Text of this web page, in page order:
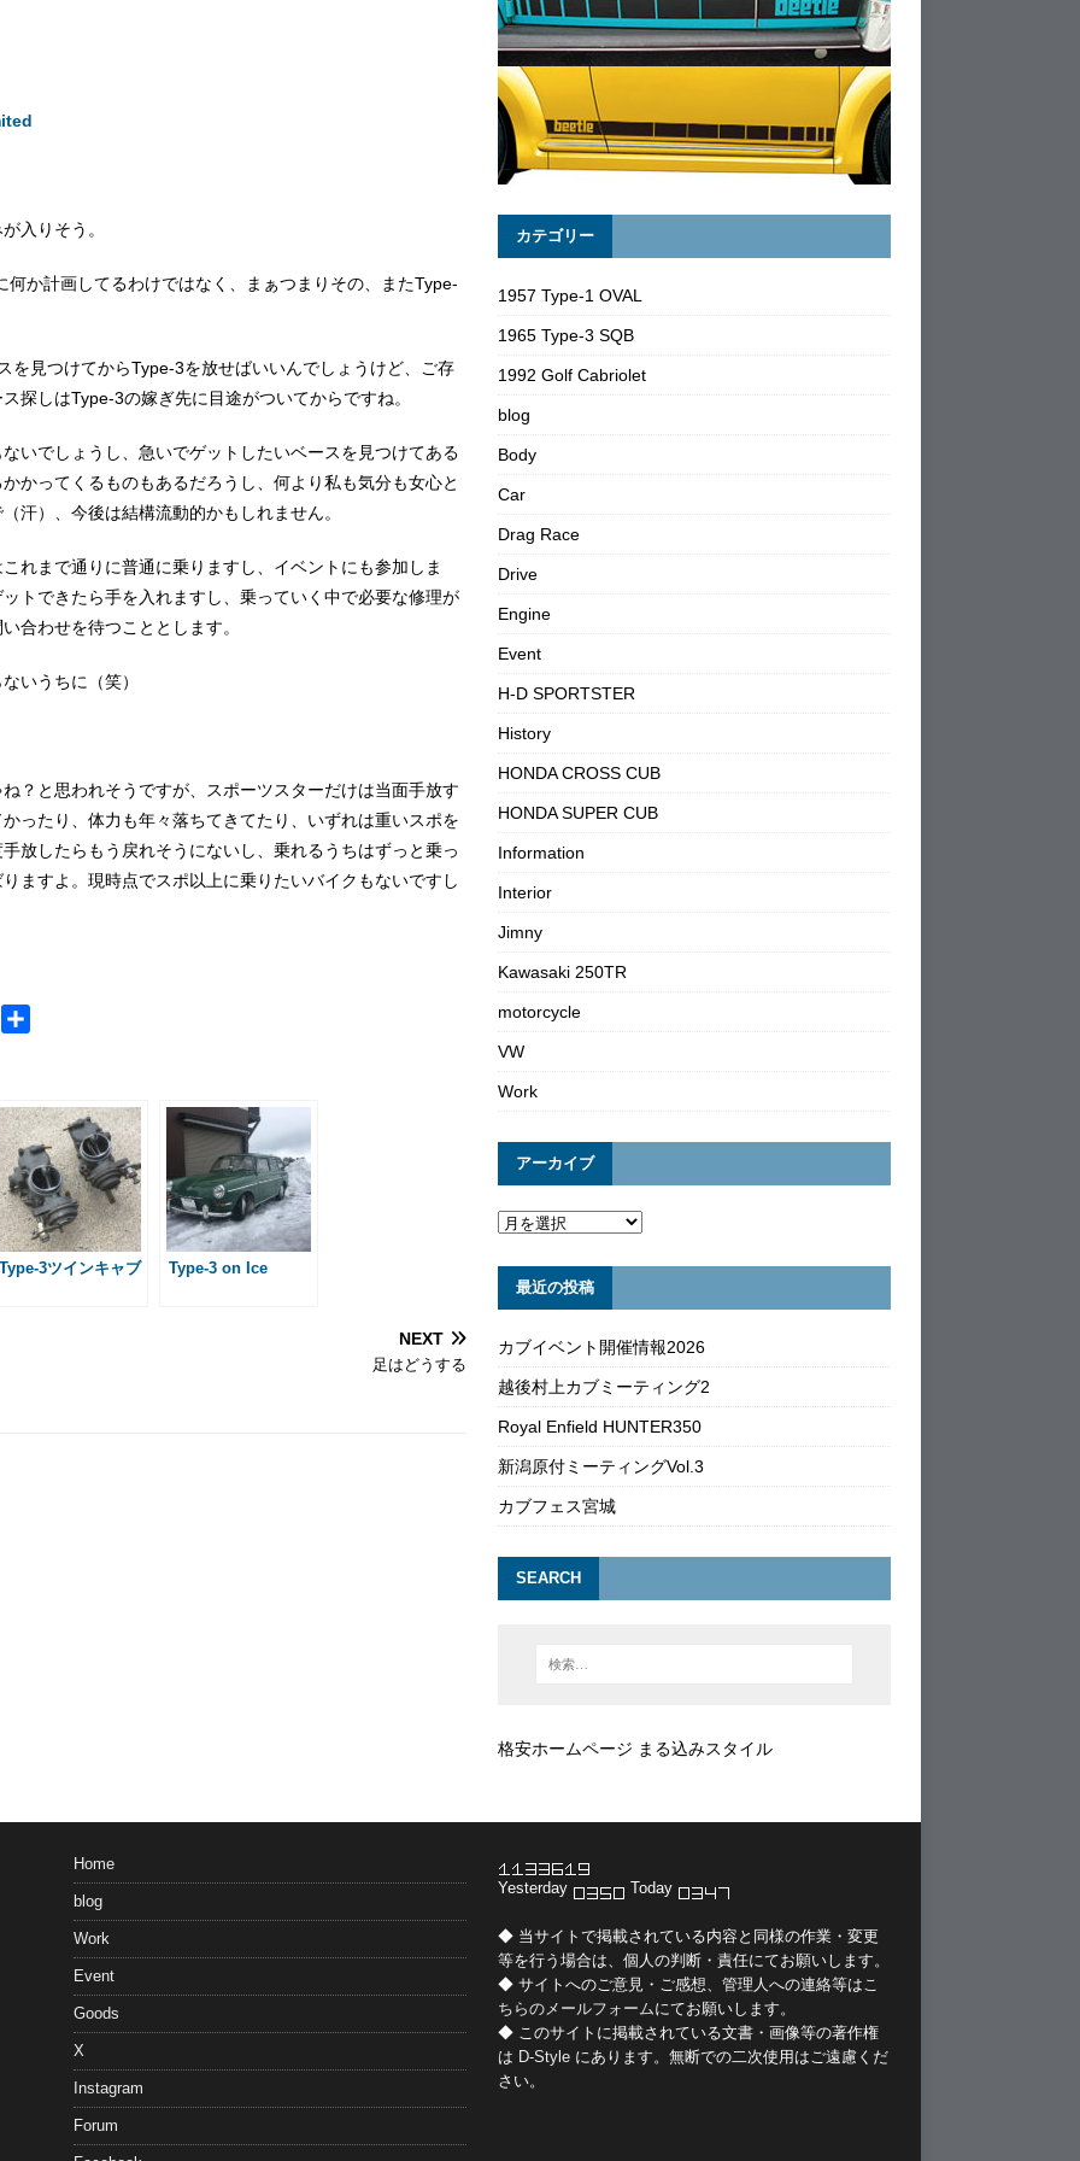
入りそう。
か計画してるわけではなく、まぁつまりその、またType-
を見つけてからType-3を放せばいいんでしょうけど、ご存
探しはType-3の嫁ぎ先に目途がついてからですね。
いでしょうし、急いでゲットしたいベースを見つけてある
かってくるものもあるだろうし、何より私も気分も女心と
汗）、今後は結構流動的かもしれません。
れまで通りに普通に乗りますし、イベントにも参加しま
トできたら手を入れますし、乗っていく中で必要な修理が
合わせを待つこととします。
いうちに（笑）
？と思われそうですが、スポーツスターだけは当面手放す
ったり、体力も年々落ちてきてたり、いずれは重いスポを
放したらもう戻れそうにないし、乗れるうちはずっと乗っ
ますよ。現時点でスポ以上に乗りたいバイクもないですし
g
Type-3ツインキャブ Type-3 on Ice
NEXT
足はどうする
カテゴリー
1957 Type-1 OVAL
1965 Type-3 SQB
1992 Golf Cabriolet
blog
Body
Car
Drag Race
Drive
Engine
Event
H-D SPORTSTER
History
HONDA CROSS CUB
HONDA SUPER CUB
Information
Interior
Jimny
Kawasaki 250TR
motorcycle
VW
Work
アーカイブ
最近の投稿
カブイベント開催情報2026
越後村上カブミーティング2
Royal Enfield HUNTER350
新潟原付ミーティングVol.3
カブフェス宮城
SEARCH
格安ホームページ まる込みスタイル
Home
blog
Work
Event
Goods
X
Instagram
Forum
Yesterday Today
◆ 当サイトで掲載されている内容と同様の作業・変更
等を行う場合は、個人の判断・責任にてお願いします。
◆ サイトへのご意見・ご感想、管理人への連絡等は こ
ちらのメールフォームにてお願いします。
◆ このサイトに掲載されている文書・画像等の著作権
は D-Styleにあります。無断での二次使用はご遠慮くだ
さい。